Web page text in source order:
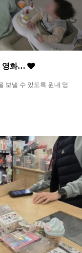
영화…
보낼 수 있도록 원내 영